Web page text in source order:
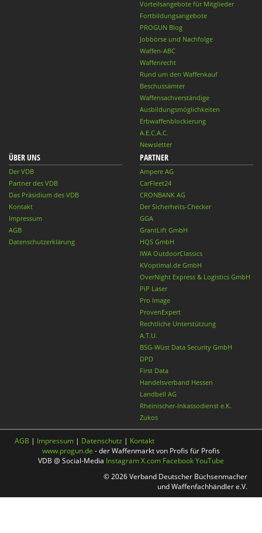
Vorteilsangebote für Mitglieder
Fortbildungsangebote
PROGUN Blog
Jobbörse und Nachfolge
Waffen-ABC
Waffenrecht
Rund um den Waffenkauf
Beschussämter
Waffensachverständige
Ausbildungsmöglichkeiten
Erbwaffenblockierung
A.E.C.A.C.
Newsletter
ÜBER UNS
Der VDB
Partner des VDB
Das Präsidium des VDB
Kontakt
Impressum
AGB
Datenschutzerklärung
PARTNER
Ampere AG
CarFleet24
CRONBANK AG
Der Sicherheits-Checker
GGA
GrantLift GmbH
HQS GmbH
IWA OutdoorClassics
KVoptimal.de GmbH
OverNight Express & Logistics GmbH
PiP Laser
Pro Image
ProvenExpert
Rechtliche Unterstützung
A.T.U.
BSG-Wüst Data Security GmbH
DPD
First Data
Handelsverband Hessen
Landbell AG
Rheinischer-Inkassodienst e.K.
Zukos
AGB | Impressum | Datenschutz | Kontakt
www.progun.de - der Waffenmarkt von Profis für Profis
VDB @ Social-Media InstagramX.com FacebookYouTube
© 2026 Verband Deutscher Büchsenmacher
und Waffenfachhändler e.V.